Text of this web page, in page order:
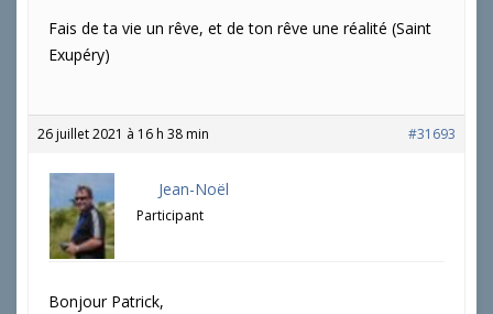
Fais de ta vie un rêve, et de ton rêve une réalité (Saint
Exupéry)
26 juillet 2021 à 16 h 38 min #31693
Jean-Noël
Participant
Bonjour Patrick,